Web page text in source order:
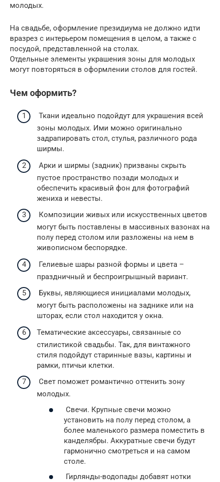
молодых.
На свадьбе, оформление президиума не должно идти
вразрез с интерьером помещения в целом, а также с
посудой, представленной на столах.
Отдельные элементы украшения зоны для молодых
могут повторяться в оформлении столов для гостей.
Чем оформить?
Ткани идеально подойдут для украшения всей
зоны молодых. Ими можно оригинально
задрапировать стол, стулья, различного рода
ширмы.
Арки и ширмы (задник) призваны скрыть
пустое пространство позади молодых и
обеспечить красивый фон для фотографий
жениха и невесты.
Композиции живых или искусственных цветов
могут быть поставлены в массивных вазонах на
полу перед столом или разложены на нем в
живописном беспорядке.
Гелиевые шары разной формы и цвета –
праздничный и беспроигрышный вариант.
Буквы, являющиеся инициалами молодых,
могут быть расположены на заднике или на
шторах, если стол находится у окна.
Тематические аксессуары, связанные со
стилистикой свадьбы. Так, для винтажного
стиля подойдут старинные вазы, картины и
рамки, птичьи клетки.
Свет поможет романтично оттенить зону
молодых.
Свечи. Крупные свечи можно
установить на полу перед столом, а
более маленького размера поместить в
канделябры. Аккуратные свечи будут
гармонично смотреться и на самом
столе.
Гирлянды-водопады добавят нотки